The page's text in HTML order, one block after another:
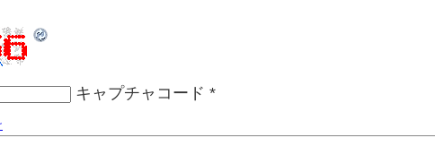
キャプチャコード *